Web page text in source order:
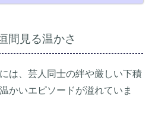
間見る温かさ
は、芸人同士の絆や厳しい下積
かいエピソードが溢れていま